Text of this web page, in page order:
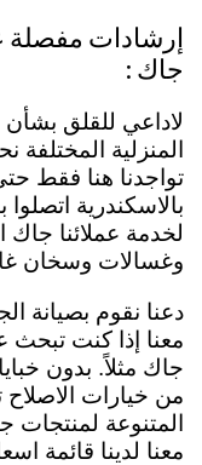
إرشادات مفصلة
جاك :
لاداعي للقلق
المنزلية
بالاسكندرية
لخدمة عملائنا جاك
وغسالات وسخان غاز
دعنا نقوم بصيانة
معنا إذا كنت تبحث
جاك مثلاً. بدون
من خيارات
المتنوعة
معنا لدينا قائمة